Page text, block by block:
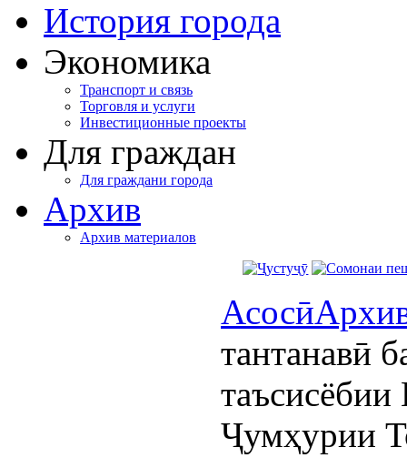
История города
Экономика
Транспорт и связь
Торговля и услуги
Инвестиционные проекты
Для граждан
Для граждани города
Архив
Архив материалов
Асосӣ
тантанавӣ
Ҷумҳурии